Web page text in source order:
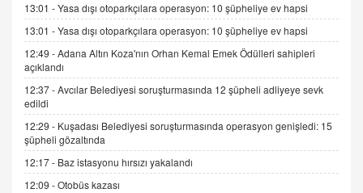
06.07.2026 13:00
ADEM AKÖL
Sednaya
DR. EKREM ASLAN
Gerçek Ne, Algı Ne? "Beraber Yürüyoruz"
Cümlesinin Peşinden
19.07.2025 12:45
13:01 -Yasa dışı otoparkçılara operasyon: 10 şüpheliye ev hapsi
13:01 -Yasa dışı otoparkçılara operasyon: 10 şüpheliye ev hapsi
12:49 -Adana Altın Koza'nın Orhan Kemal Emek Ödülleri sahipleri
açıklandı
12:37 -Avcılar Belediyesi soruşturmasında 12 şüpheli adliyeye sevk
edildi
12:29 - Kuşadası Belediyesi soruşturmasında operasyon genişledi: 15
şüpheli gözaltında
12:17 - Baz istasyonu hırsızı yakalandı
12:09 -Otobüs kazası